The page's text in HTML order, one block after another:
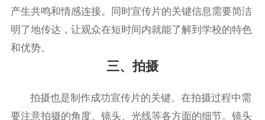
产生共鸣和情感连接。同时宣传片的关键信息需要简洁
明了地传达，让观众在短时间内就能了解到学校的特色
和优势。
三、拍摄
拍摄也是制作成功宣传片的关键。在拍摄过程中需
要注意拍摄的角度、镜头、光线等各方面的细节。镜头